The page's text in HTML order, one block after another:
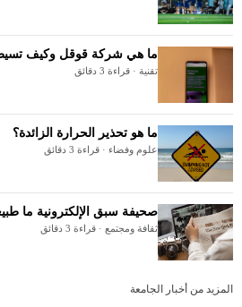
ما هي شركة قوقل وكيف
تقنية · قراءة 3 دقائق
ما هو تحذير الحرارة الزائدة؟
علوم وفضاء · قراءة 3 دقائق
صحيفة سبق الإلكترونية ما
ثقافة ومجتمع · قراءة 3 دقائق
المزيد من أخبار الجامعة